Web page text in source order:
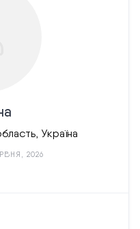
Україна
2026